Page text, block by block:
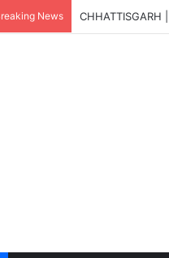
News CHHATTISGARH |